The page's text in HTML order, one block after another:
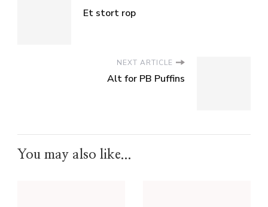
Et stort rop
NEXT ARTICLE
Alt for PB Puffins
You may also like...